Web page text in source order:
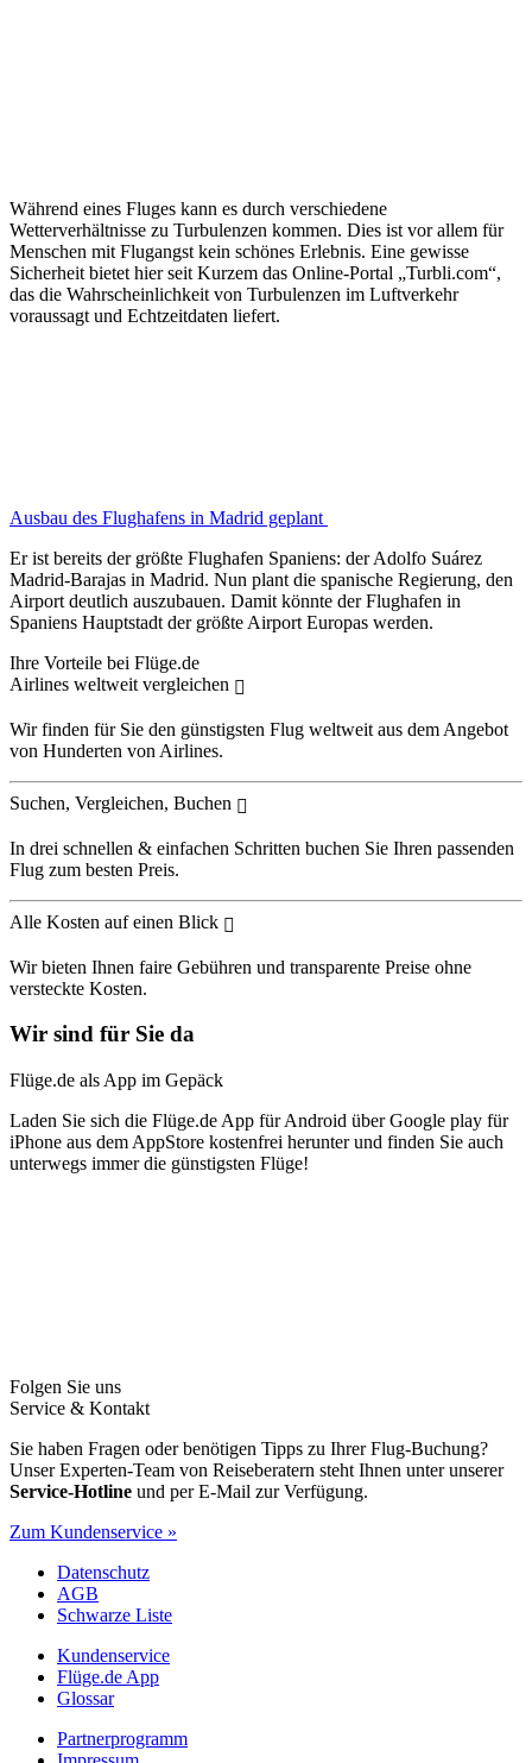
Während eines Fluges kann es durch verschiedene
Wetterverhältnisse zu Turbulenzen kommen. Dies ist vor allem für
Menschen mit Flugangst kein schönes Erlebnis. Eine gewisse
Sicherheit bietet hier seit Kurzem das Online-Portal „Turbli.com“,
das die Wahrscheinlichkeit von Turbulenzen im Luftverkehr
voraussagt und Echtzeitdaten liefert.
Ausbau des Flughafens in Madrid geplant
Er ist bereits der größte Flughafen Spaniens: der Adolfo Suárez
Madrid-Barajas in Madrid. Nun plant die spanische Regierung, den
Airport deutlich auszubauen. Damit könnte der Flughafen in
Spaniens Hauptstadt der größte Airport Europas werden.
Ihre Vorteile bei Flüge.de
Airlines weltweit vergleichen
Wir finden für Sie den günstigsten Flug weltweit aus dem Angebot
von Hunderten von Airlines.
Suchen, Vergleichen, Buchen
In drei schnellen & einfachen Schritten buchen Sie Ihren passenden
Flug zum besten Preis.
Alle Kosten auf einen Blick
Wir bieten Ihnen faire Gebühren und transparente Preise ohne
versteckte Kosten.
Wir sind für Sie da
Flüge.de als App im Gepäck
Laden Sie sich die Flüge.de App für Android über Google play für
iPhone aus dem AppStore kostenfrei herunter und finden Sie auch
unterwegs immer die günstigsten Flüge!
Folgen Sie uns
Service & Kontakt
Sie haben Fragen oder benötigen Tipps zu Ihrer Flug-Buchung?
Unser Experten-Team von Reiseberatern steht Ihnen unter unserer
Service-Hotline und per E-Mail zur Verfügung.
Zum Kundenservice »
Datenschutz
AGB
Schwarze Liste
Kundenservice
Flüge.de App
Glossar
Partnerprogramm